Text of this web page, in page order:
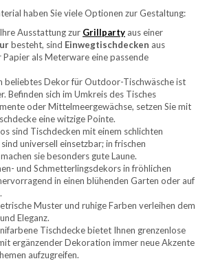
haben Sie viele Optionen zur Gestaltung:
Ausstattung zur Grillparty aus einer
besteht, sind Einwegtischdecken aus
Papier als Meterware eine passende
beliebtes Dekor für Outdoor-Tischwäsche ist
Befinden sich im Umkreis des Tisches
oder Mittelmeergewächse, setzen Sie mit
eine witzige Pointe.
sind Tischdecken mit einem schlichten
universell einsetzbar; in frischen
sie besonders gute Laune.
und Schmetterlingsdekors in fröhlichen
in einen blühenden Garten oder auf
Muster und ruhige Farben verleihen dem
Eleganz.
Tischdecke bietet Ihnen grenzenlose
ergänzender Dekoration immer neue Akzente
aufzugreifen.